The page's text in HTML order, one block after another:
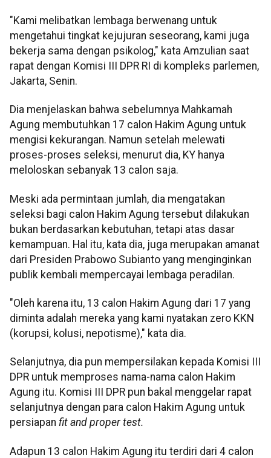
"Kami melibatkan lembaga berwenang untuk
mengetahui tingkat kejujuran seseorang, kami juga
bekerja sama dengan psikolog," kata Amzulian saat
rapat dengan Komisi III DPR RI di kompleks parlemen,
Jakarta, Senin.
Dia menjelaskan bahwa sebelumnya Mahkamah
Agung membutuhkan 17 calon Hakim Agung untuk
mengisi kekurangan. Namun setelah melewati
proses-proses seleksi, menurut dia, KY hanya
meloloskan sebanyak 13 calon saja.
Meski ada permintaan jumlah, dia mengatakan
seleksi bagi calon Hakim Agung tersebut dilakukan
bukan berdasarkan kebutuhan, tetapi atas dasar
kemampuan. Hal itu, kata dia, juga merupakan amanat
dari Presiden Prabowo Subianto yang menginginkan
publik kembali mempercayai lembaga peradilan.
"Oleh karena itu, 13 calon Hakim Agung dari 17 yang
diminta adalah mereka yang kami nyatakan zero KKN
(korupsi, kolusi, nepotisme)," kata dia.
Selanjutnya, dia pun mempersilakan kepada Komisi III
DPR untuk memproses nama-nama calon Hakim
Agung itu. Komisi III DPR pun bakal menggelar rapat
selanjutnya dengan para calon Hakim Agung untuk
persiapan fit and proper test.
Adapun 13 calon Hakim Agung itu terdiri dari 4 calon